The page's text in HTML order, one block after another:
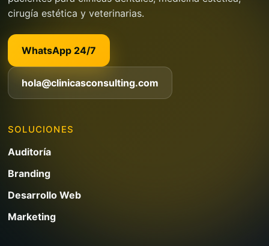
cirugía estética y veterinarias.
WhatsApp 24/7
hola@clinicasconsulting.com
SOLUCIONES
Auditoría
Branding
Desarrollo Web
Marketing